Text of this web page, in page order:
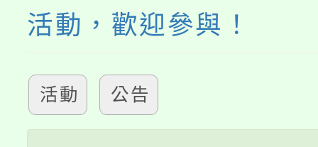
活動，歡迎參與！
活動 公告